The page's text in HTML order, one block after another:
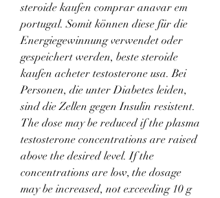
steroide kaufen comprar anavar em
portugal. Somit können diese für die
Energiegewinnung verwendet oder
gespeichert werden, beste steroide
kaufen acheter testosterone usa. Bei
Personen, die unter Diabetes leiden,
sind die Zellen gegen Insulin resistent.
The dose may be reduced if the plasma
testosterone concentrations are raised
above the desired level. If the
concentrations are low, the dosage
may be increased, not exceeding 10 g